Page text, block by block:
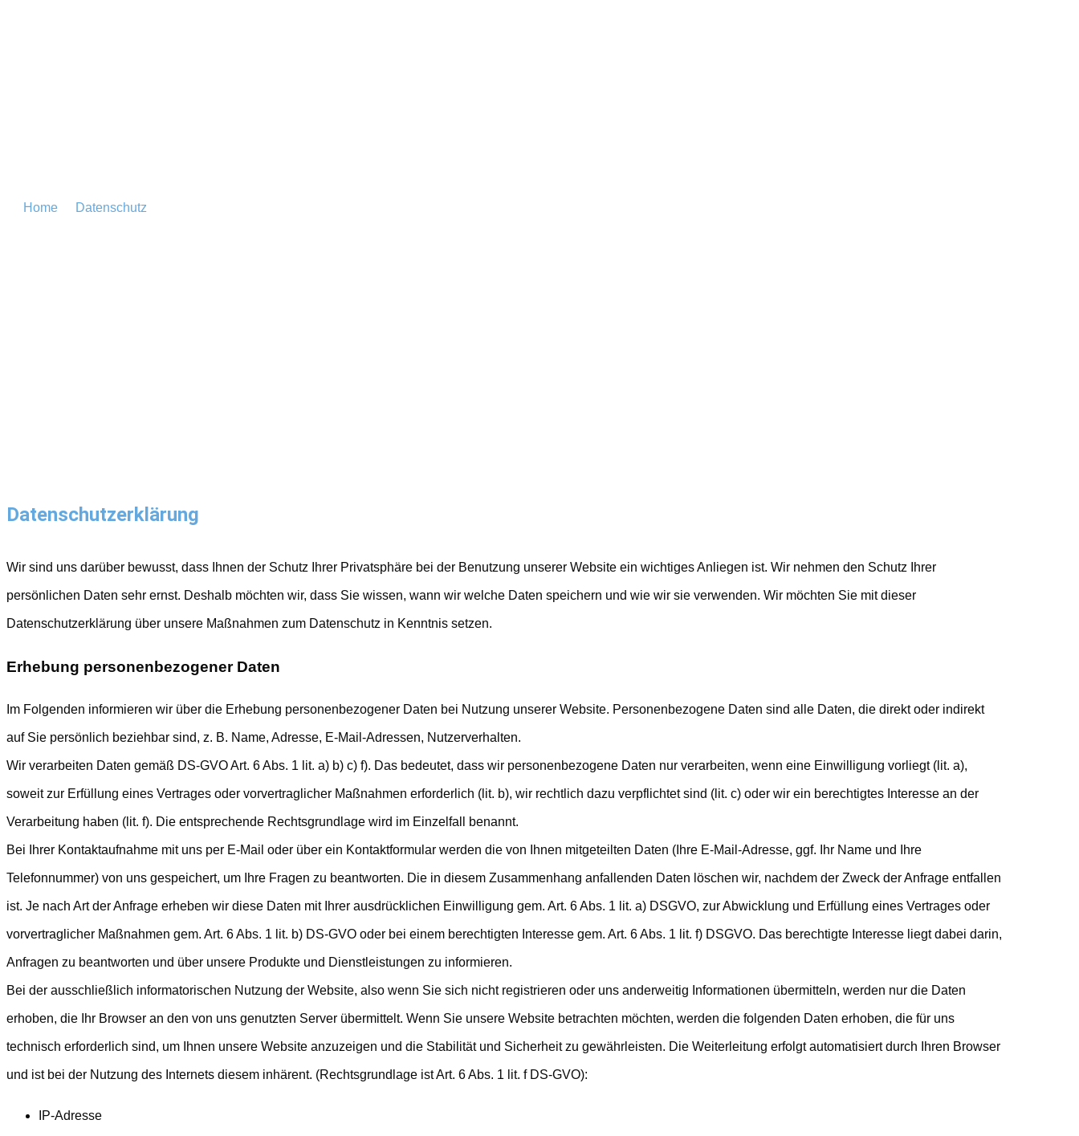
Home Datenschutz
Datenschutz­erklärung
Wir sind uns darüber bewusst, dass Ihnen der Schutz Ihrer Privatsphäre bei der Benutzung unserer Website ein wichtiges Anliegen ist. Wir nehmen den Schutz Ihrer
persönlichen Daten sehr ernst. Deshalb möchten wir, dass Sie wissen, wann wir welche Daten speichern und wie wir sie verwenden. Wir möchten Sie mit dieser
Datenschutzerklärung über unsere Maßnahmen zum Datenschutz in Kenntnis setzen.
Erhebung personenbezogener Daten
Im Folgenden informieren wir über die Erhebung personenbezogener Daten bei Nutzung unserer Website. Personenbezogene Daten sind alle Daten, die direkt oder indirekt
auf Sie persönlich beziehbar sind, z. B. Name, Adresse, E-Mail-Adressen, Nutzerverhalten.
Wir verarbeiten Daten gemäß DS-GVO Art. 6 Abs. 1 lit. a) b) c) f). Das bedeutet, dass wir personenbezogene Daten nur verarbeiten, wenn eine Einwilligung vorliegt (lit. a),
soweit zur Erfüllung eines Vertrages oder vorvertraglicher Maßnahmen erforderlich (lit. b), wir rechtlich dazu verpflichtet sind (lit. c) oder wir ein berechtigtes Interesse an der
Verarbeitung haben (lit. f). Die entsprechende Rechtsgrundlage wird im Einzelfall benannt.
Bei Ihrer Kontaktaufnahme mit uns per E-Mail oder über ein Kontaktformular werden die von Ihnen mitgeteilten Daten (Ihre E-Mail-Adresse, ggf. Ihr Name und Ihre
Telefonnummer) von uns gespeichert, um Ihre Fragen zu beantworten. Die in diesem Zusammenhang anfallenden Daten löschen wir, nachdem der Zweck der Anfrage entfallen
ist. Je nach Art der Anfrage erheben wir diese Daten mit Ihrer ausdrücklichen Einwilligung gem. Art. 6 Abs. 1 lit. a) DSGVO, zur Abwicklung und Erfüllung eines Vertrages oder
vorvertraglicher Maßnahmen gem. Art. 6 Abs. 1 lit. b) DS-GVO oder bei einem berechtigten Interesse gem. Art. 6 Abs. 1 lit. f) DSGVO. Das berechtigte Interesse liegt dabei darin,
Anfragen zu beantworten und über unsere Produkte und Dienstleistungen zu informieren.
Bei der ausschließlich informatorischen Nutzung der Website, also wenn Sie sich nicht registrieren oder uns anderweitig Informationen übermitteln, werden nur die Daten
erhoben, die Ihr Browser an den von uns genutzten Server übermittelt. Wenn Sie unsere Website betrachten möchten, werden die folgenden Daten erhoben, die für uns
technisch erforderlich sind, um Ihnen unsere Website anzuzeigen und die Stabilität und Sicherheit zu gewährleisten. Die Weiterleitung erfolgt automatisiert durch Ihren Browser
und ist bei der Nutzung des Internets diesem inhärent. (Rechtsgrundlage ist Art. 6 Abs. 1 lit. f DS-GVO):
IP-Adresse